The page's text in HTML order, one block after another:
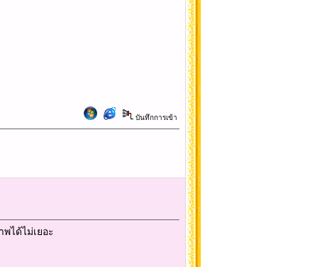
บันทึกการเข้า
ได้ไม่เยอะ